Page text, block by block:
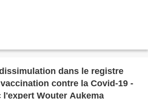
dans le registre
contre la Covid-19 -
Wouter Aukema